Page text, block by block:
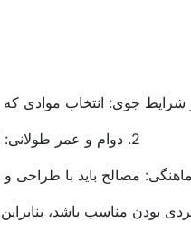
2. دوام و عمر طولانی: استفاده از مواد با دوام بالا برای کاهش نیاز به تعمیر و نگهداری مداوم.